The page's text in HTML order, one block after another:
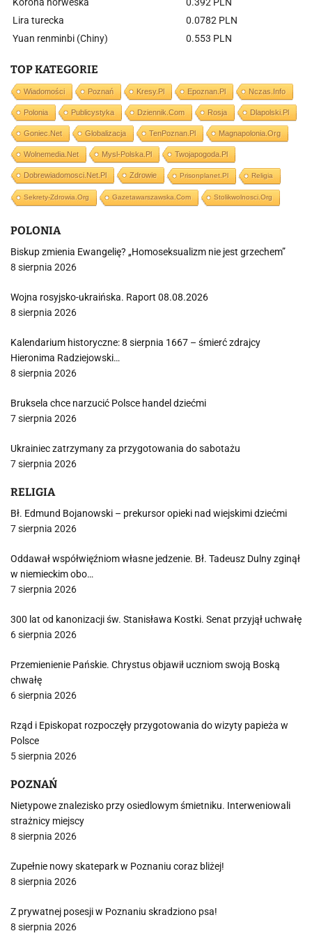
Lira turecka
0.0782 PLN
Yuan renminbi (Chiny)
0.553 PLN
TOP KATEGORIE
Wiadomości Poznań Kresy.pl Epoznan.pl Nczas.info
Polonia Publicystyka Dziennik.com Rosja Dlapolski.pl
Goniec.net Globalizacja TenPoznan.pl Magnapolonia.org
Wolnemedia.net Mysl-Polska.pl Twojapogoda.pl
Dobrewiadomosci.net.pl Zdrowie Prisonplanet.pl Religia
Sekrety-Zdrowia.org Gazetawarszawska.com Stolikwolnosci.org
POLONIA
Biskup zmienia Ewangelię? „Homoseksualizm nie jest grzechem”
8 sierpnia 2026
Wojna rosyjsko-ukraińska. Raport 08.08.2026
8 sierpnia 2026
Kalendarium historyczne: 8 sierpnia 1667 – śmierć zdrajcy
Hieronima Radziejowski…
8 sierpnia 2026
Bruksela chce narzucić Polsce handel dziećmi
7 sierpnia 2026
Ukrainiec zatrzymany za przygotowania do sabotażu
7 sierpnia 2026
RELIGIA
Bł. Edmund Bojanowski – prekursor opieki nad wiejskimi dziećmi
7 sierpnia 2026
Oddawał współwięźniom własne jedzenie. Bł. Tadeusz Dulny zginął
w niemieckim obo…
7 sierpnia 2026
300 lat od kanonizacji św. Stanisława Kostki. Senat przyjął uchwałę
6 sierpnia 2026
Przemienienie Pańskie. Chrystus objawił uczniom swoją Boską
chwałę
6 sierpnia 2026
Rząd i Episkopat rozpoczęły przygotowania do wizyty papieża w
Polsce
5 sierpnia 2026
POZNAŃ
Nietypowe znalezisko przy osiedlowym śmietniku. Interweniowali
strażnicy miejscy
8 sierpnia 2026
Zupełnie nowy skatepark w Poznaniu coraz bliżej!
8 sierpnia 2026
Z prywatnej posesji w Poznaniu skradziono psa!
8 sierpnia 2026